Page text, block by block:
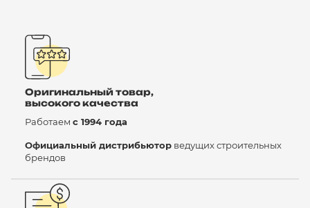
Оригинальный товар,
высокого качества
Работаем с 1994 года
Официальный дистрибьютор ведущих строительных
брендов